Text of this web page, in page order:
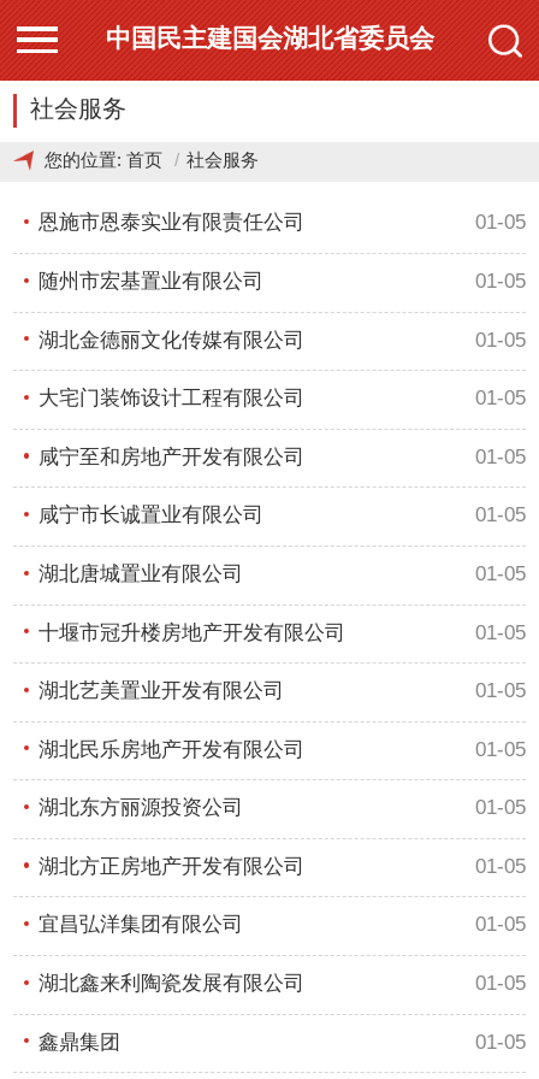
中国民主建国会湖北省委员会
社会服务
您的位置: 首页 社会服务
恩施市恩泰实业有限责任公司 01-05
随州市宏基置业有限公司 01-05
湖北金德丽文化传媒有限公司 01-05
大宅门装饰设计工程有限公司 01-05
咸宁至和房地产开发有限公司 01-05
咸宁市长诚置业有限公司 01-05
湖北唐城置业有限公司 01-05
十堰市冠升楼房地产开发有限公司 01-05
湖北艺美置业开发有限公司 01-05
湖北民乐房地产开发有限公司 01-05
湖北东方丽源投资公司 01-05
湖北方正房地产开发有限公司 01-05
宜昌弘洋集团有限公司 01-05
湖北鑫来利陶瓷发展有限公司 01-05
鑫鼎集团 01-05